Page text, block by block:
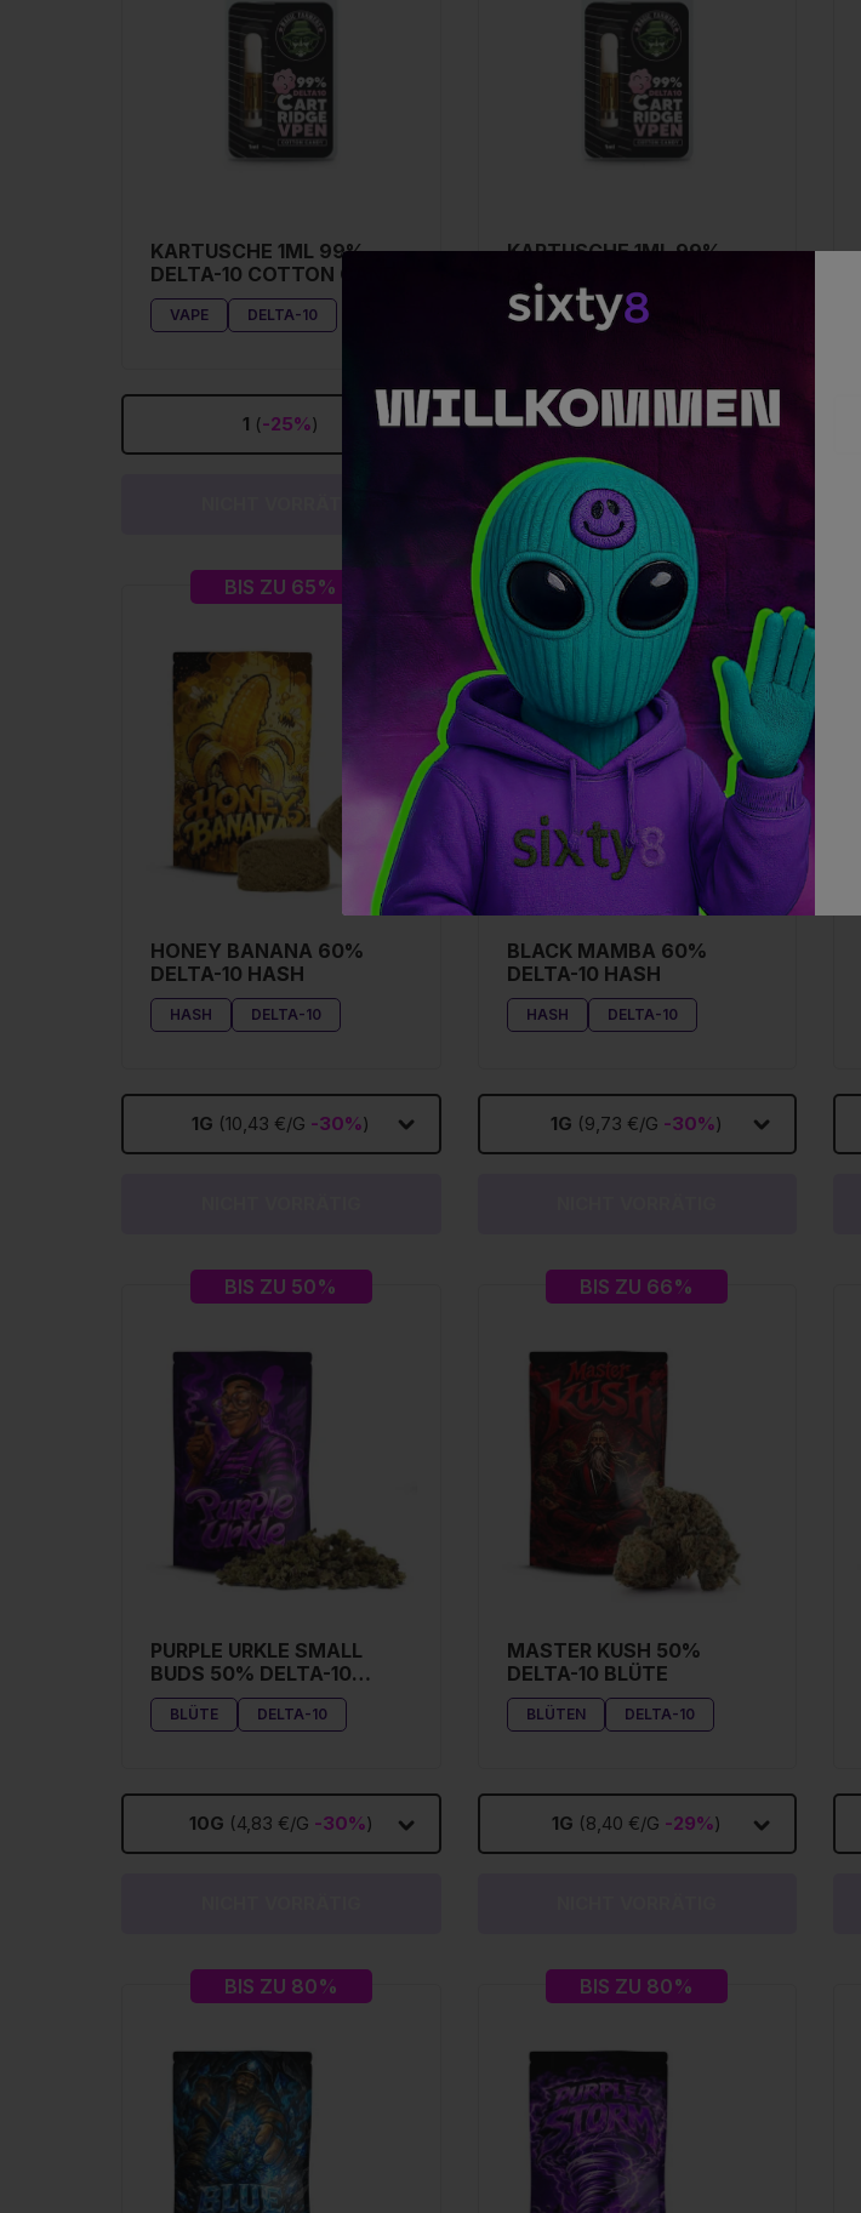
KARTUSCHE 1ML 99%
DELTA-10 COTTON CANDY
VAPE DELTA-10
1 (-25%)
KARTUSCHE 1ML 99%
VAPE DELTA-10
1(-25%)
NICHT VORRÄTIG
BIS ZU 65%
HONEY BANANA 60%
DELTA-10 HASH
HASH DELTA-10
1G (10,43 €/G -30%)
BIS ZU 65%
BLACK MAMBA 60%
DELTA-10 HASH
HASH DELTA-10
1G (9,73 €/G -30%)
BIS ZU 50%
PURPLE URKLE SMALL
BUDS 50% DELTA-10
BLÜTE
BLÜTE DELTA-10
10G (4,83 €/G -30%)
BIS ZU 66%
MASTER KUSH 50%
DELTA-10 BLÜTE
BLÜTEN DELTA-10
1G (8,40 €/G -29%)
BIS ZU 80% BIS ZU 80%